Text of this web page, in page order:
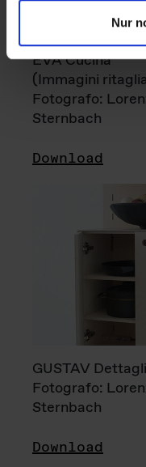
Nur
EVA Cucina
(Immagini
Fotografo:
Sternbach
Download
GUSTAV
Fotografo:
Sternbach
Download